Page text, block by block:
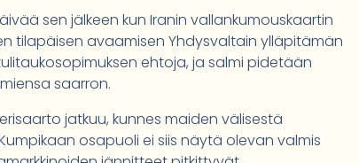
sen jälkeen kun Iranin vallankumouskaartin
tilapäisen avaamisen Yhdysvaltain ylläpitämän
ehtoja, ja salmi pidetään
saarron.
jatkuu, kunnes maiden välisestä
osapuoli ei siis näytä olevan valmis